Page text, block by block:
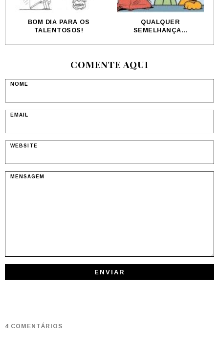
BOM DIA PARA OS
TALENTOSOS!
QUALQUER
SEMELHANÇA…
COMENTE AQUI
4 COMENTÁRIOS